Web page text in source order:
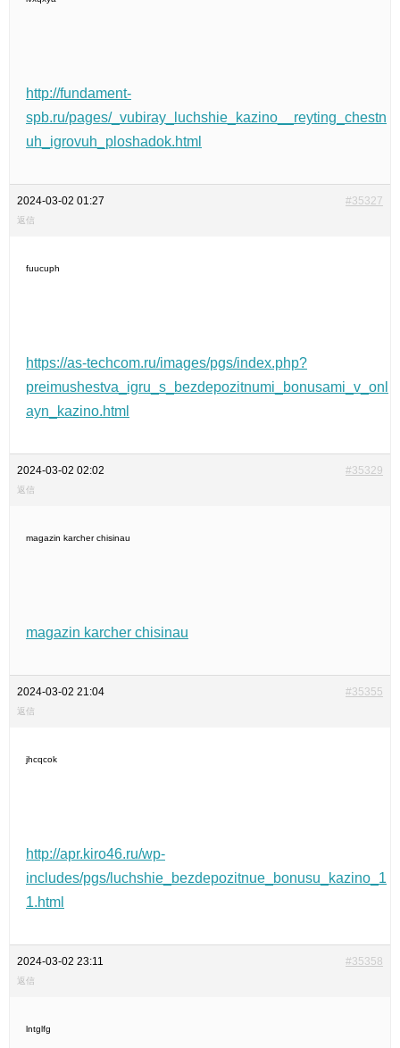
http://fundament-
spb.ru/pages/_vubiray_luchshie_kazino__reyting_chestn
uh_igrovuh_ploshadok.html
2024-03-02 01:27 #35327
返信
fuucuph
https://as-techcom.ru/images/pgs/index.php?
preimushestva_igru_s_bezdepozitnumi_bonusami_v_onl
ayn_kazino.html
2024-03-02 02:02 #35329
返信
magazin karcher chisinau
magazin karcher chisinau
2024-03-02 21:04 #35355
返信
jhcqcok
http://apr.kiro46.ru/wp-
includes/pgs/luchshie_bezdepozitnue_bonusu_kazino_1
1.html
2024-03-02 23:11 #35358
返信
lntglfg